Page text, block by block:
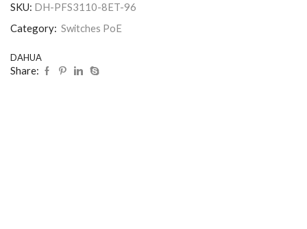
SKU: DH-PFS3110-8ET-96
Category: Switches PoE
DAHUA
Share: